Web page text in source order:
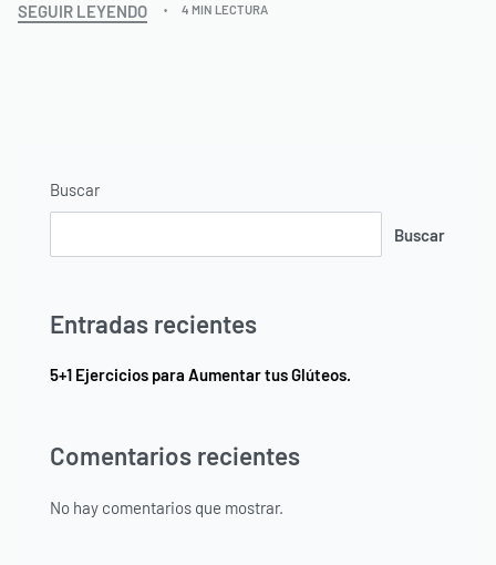
SEGUIR LEYENDO 4 MIN LECTURA
Buscar
Buscar
Entradas recientes
5+1 Ejercicios para Aumentar tus Glúteos.
Comentarios recientes
No hay comentarios que mostrar.